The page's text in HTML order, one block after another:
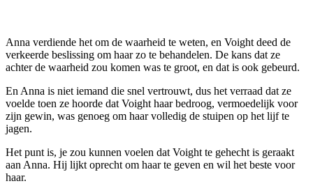
Anna verdiende het om de waarheid te weten, en Voight deed de
verkeerde beslissing om haar zo te behandelen. De kans dat ze
achter de waarheid zou komen was te groot, en dat is ook gebeurd.
En Anna is niet iemand die snel vertrouwt, dus het verraad dat ze
voelde toen ze hoorde dat Voight haar bedroog, vermoedelijk voor
zijn gewin, was genoeg om haar volledig de stuipen op het lijf te
jagen.
Het punt is, je zou kunnen voelen dat Voight te gehecht is geraakt
aan Anna. Hij lijkt oprecht om haar te geven en wil het beste voor
haar.